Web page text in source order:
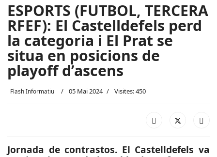
ESPORTS (FUTBOL, TERCERA
RFEF): El Castelldefels perd
la categoria i El Prat se
situa en posicions de
playoff d’ascens
Flash Informatiu 05 Mai 2024 Visites: 450
Jornada de contrastos. El Castelldefels va